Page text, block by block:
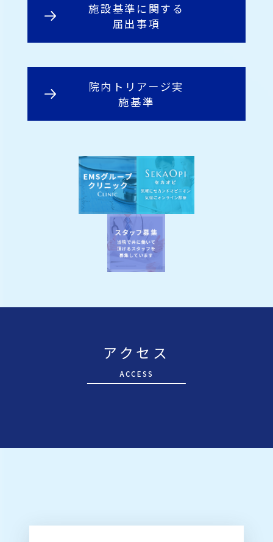
施設基準に関する
届出事項
院内トリアージ実
施基準
アクセス
ACCESS